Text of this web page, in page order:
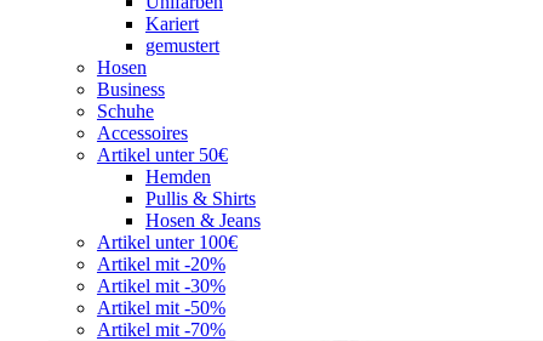
Kariert
gemustert
Hosen
Business
Schuhe
Accessoires
Artikel unter 50€
Hemden
Pullis & Shirts
Hosen & Jeans
Artikel unter 100€
Artikel mit -20%
Artikel mit -30%
Artikel mit -50%
Artikel mit -70%